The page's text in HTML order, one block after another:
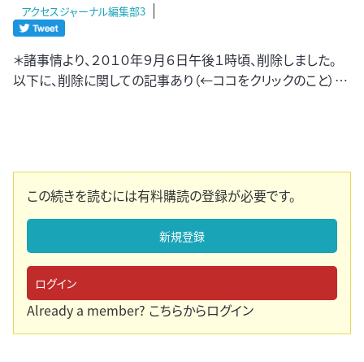
アクセスジャーナル編集部3
＊諸事情より、２０１０年９月６日午後１時頃、削除しました。
以下に、削除に関しての記事あり（←ココをクリックのこと）…
この続きを読むには有料購読の登録が必要です。
新規登録
ログイン
Already a member? こちらからログイン